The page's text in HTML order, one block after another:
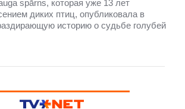
spārns, которая уже 13 лет
диких птиц, опубликовала в
историю о судьбе голубей